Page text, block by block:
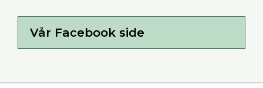
Vår Facebook side